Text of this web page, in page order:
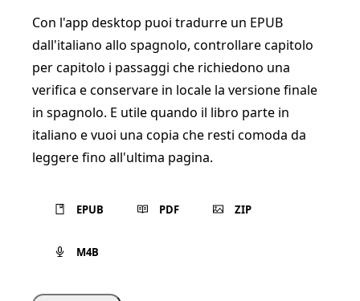
Con l'app desktop puoi tradurre un EPUB
dall'italiano allo spagnolo, controllare capitolo
per capitolo i passaggi che richiedono una
verifica e conservare in locale la versione finale
in spagnolo. E utile quando il libro parte in
italiano e vuoi una copia che resti comoda da
leggere fino all'ultima pagina.
EPUB PDF ZIP
M4B